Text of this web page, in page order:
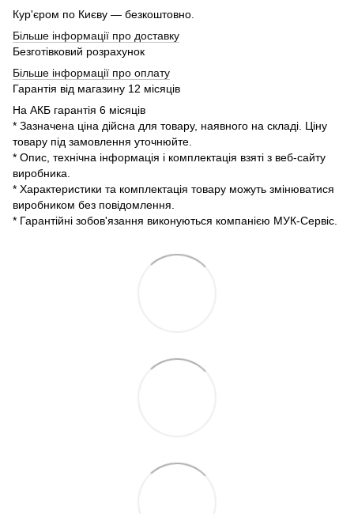
Кур'єром по Києву — безкоштовно.
Більше інформації про доставку
Безготівковий розрахунок
Більше інформації про оплату
Гарантія від магазину 12 місяців
На АКБ гарантія 6 місяців
* Зазначена ціна дійсна для товару, наявного на складі. Ціну
товару під замовлення уточнюйте.
* Опис, технічна інформація і комплектація взяті з веб-сайту
виробника.
* Характеристики та комплектація товару можуть змінюватися
виробником без повідомлення.
* Гарантійні зобов'язання виконуються компанією МУК-Сервіс.